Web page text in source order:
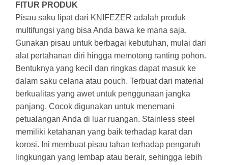
FITUR PRODUK
Pisau saku lipat dari KNIFEZER adalah produk
multifungsi yang bisa Anda bawa ke mana saja.
Gunakan pisau untuk berbagai kebutuhan, mulai dari
alat pertahanan diri hingga memotong ranting pohon.
Bentuknya yang kecil dan ringkas dapat masuk ke
dalam saku celana atau pouch. Terbuat dari material
berkualitas yang awet untuk penggunaan jangka
panjang. Cocok digunakan untuk menemani
petualangan Anda di luar ruangan. Stainless steel
memiliki ketahanan yang baik terhadap karat dan
korosi. Ini membuat pisau tahan terhadap pengaruh
lingkungan yang lembap atau berair, sehingga lebih